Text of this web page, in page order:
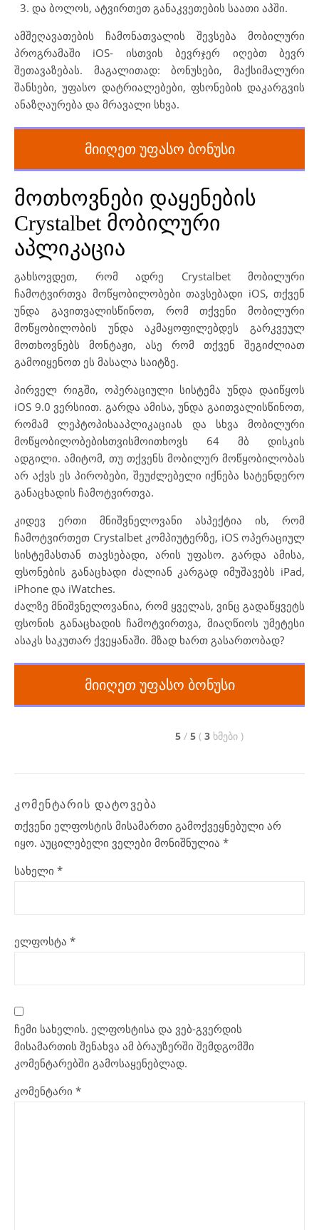
და ბოლოს, ატვირთეთ განაკვეთების საათი აპში.
ამშეღავათების ჩამონათვალის შევსება მობილური
პროგრამაში iOS- ისთვის ბევრჯერ იღებთ ბევრ
შეთავაზებას. მაგალითად: ბონუსები, მაქსიმალური
შანსები, უფასო დატრიალებები, ფსონების დაკარგვის
ანაზღაურება და მრავალი სხვა.
მიიღეთ უფასო ბონუსი
მოთხოვნები დაყენების
Crystalbet მობილური
აპლიკაცია
გახსოვდეთ, რომ ადრე Crystalbet მობილური
ჩამოტვირთვა მოწყობილობები თავსებადი iOS, თქვენ
უნდა გავითვალისწინოთ, რომ თქვენი მობილური
მოწყობილობის უნდა აკმაყოფილებდეს გარკვეულ
მოთხოვნებს მონტაჟი, ასე რომ თქვენ შეგიძლიათ
გამოიყენოთ ეს მასალა საიტზე.
პირველ რიგში, ოპერაციული სისტემა უნდა დაიწყოს
iOS 9.0 ვერსიით. გარდა ამისა, უნდა გაითვალისწინოთ,
რომამ ლეპტოპისააპლიკაციას და სხვა მობილური
მოწყობილობებისთვისმოითხოვს 64 მბ დისკის
ადგილი. ამიტომ, თუ თქვენს მობილურ მოწყობილობას
არ აქვს ეს პირობები, შეუძლებელი იქნება სატენდერო
განაცხადის ჩამოტვირთვა.
კიდევ ერთი მნიშვნელოვანი ასპექტია ის, რომ
ჩამოტვირთეთ Crystalbet კომპიუტერზე, iOS ოპერაციულ
სისტემასთან თავსებადი, არის უფასო. გარდა ამისა,
ფსონების განაცხადი ძალიან კარგად იმუშავებს iPad,
iPhone და iWatches.
ძალზე მნიშვნელოვანია, რომ ყველას, ვინც გადაწყვეტს
ფსონის განაცხადის ჩამოტვირთვა, მიაღწიოს უმეტესი
ასაკს საკუთარ ქვეყანაში. მზად ხართ გასართობად?
მიიღეთ უფასო ბონუსი
5 / 5 ( 3 ხმები )
ᲙᲝᲛᲔᲜᲢᲐᲠᲘᲡ ᲓᲐᲢᲝᲕᲔᲑᲐ
თქვენი ელფოსტის მისამართი გამოქვეყნებული არ
იყო. აუცილებელი ველები მონიშნულია *
სახელი *
ელფოსტა *
ჩემი სახელის. ელფოსტისა და ვებ-გვერდის
მისამართის შენახვა ამ ბრაუზერში შემდგომში
კომენტარებში გამოსაყენებლად.
კომენტარი *